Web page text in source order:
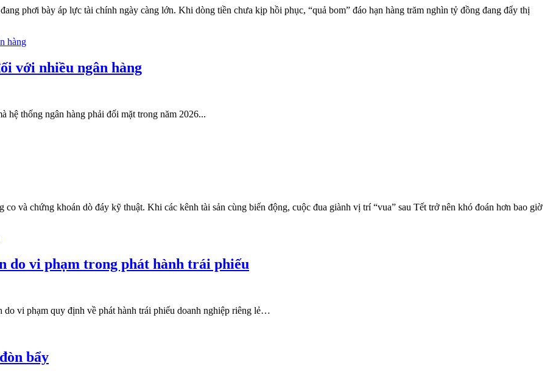
phơi bày áp lực tài chính ngày càng lớn. Khi dòng tiền chưa kịp hồi phục, “quả bom” đáo hạn hàng trăm nghìn tỷ đồng đang đẩy thị
với nhiều ngân hàng
hệ thống ngân hàng phải đối mặt trong năm 2026...
co và chứng khoán dò đáy kỹ thuật. Khi các kênh tài sản cùng biến động, cuộc đua giành vị trí “vua” sau Tết trở nên khó đoán hơn bao giờ
do vi phạm trong phát hành trái phiếu
vi phạm quy định về phát hành trái phiếu doanh nghiệp riêng lẻ…
bẩy